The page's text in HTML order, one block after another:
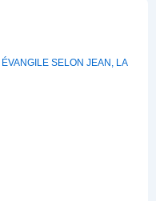
ÉVANGILE SELON JEAN , LA